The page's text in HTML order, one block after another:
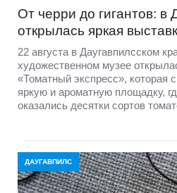
От черри до гигантов: в
открылась яркая
22 августа в Даугавпилсском
художественном музее
«Томатный экспресс», которая
яркую и ароматную площадку,
оказались десятки сортов
ДАУГАВПИЛС